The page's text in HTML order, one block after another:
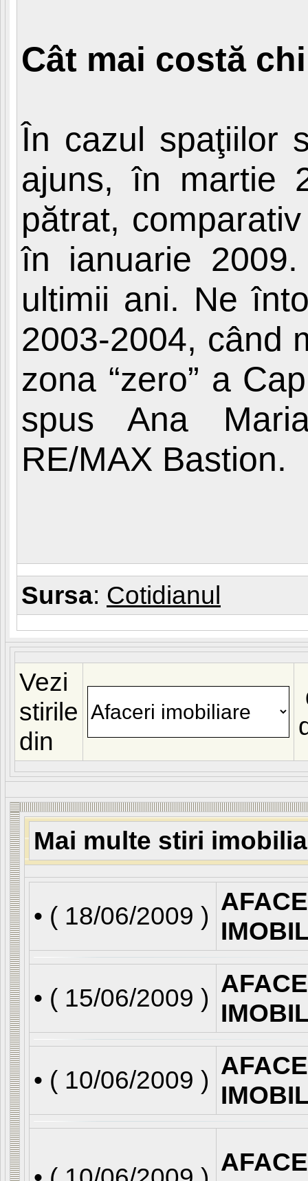
Cât mai costă
În cazul spaţiilor
ajuns, în martie
pătrat,
în ianuarie
ultimii ani. Ne
2003-2004, când
zona “zero” a
spus Ana
RE/MAX Bastion.
Sursa: Cotidianul
Vezi
stirile
din
Mai multe stiri
• ( 18/06/2009 )
• ( 15/06/2009 )
• ( 10/06/2009 )